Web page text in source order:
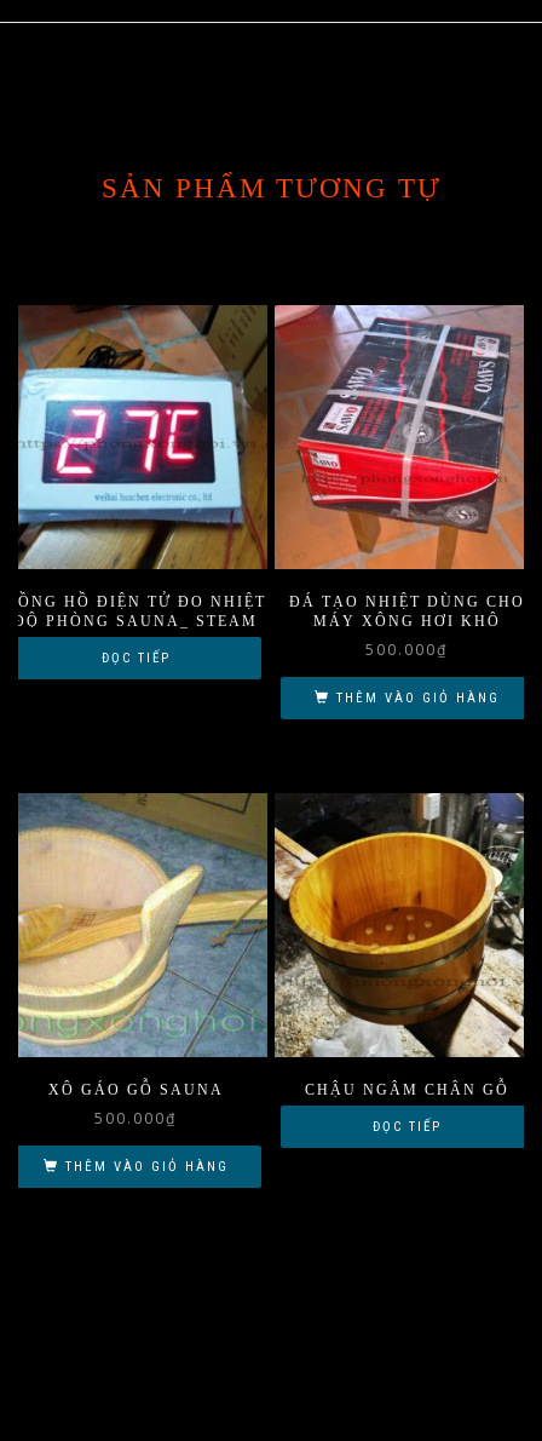
SẢN PHẨM TƯƠNG TỰ
ĐỒNG HỒ ĐIỆN TỬ ĐO NHIỆT
ĐỘ PHÒNG SAUNA_ STEAM
ĐỌC TIẾP
ĐÁ TẠO NHIỆT DÙNG CHO
MÁY XÔNG HƠI KHÔ
500.000₫
THÊM VÀO GIỎ HÀNG
XÔ GÁO GỖ SAUNA
500.000₫
THÊM VÀO GIỎ HÀNG
CHẬU NGÂM CHÂN GỖ
ĐỌC TIẾP